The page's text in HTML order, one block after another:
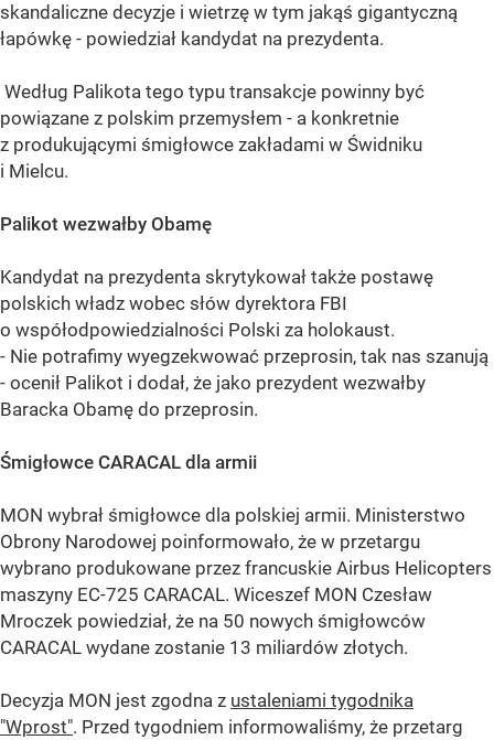
skandaliczne decyzje i wietrzę w tym jakąś gigantyczną
łapówkę - powiedział kandydat na prezydenta.
Według Palikota tego typu transakcje powinny być
powiązane z polskim przemysłem - a konkretnie
z produkującymi śmigłowce zakładami w Świdniku
i Mielcu.
Palikot wezwałby Obamę
Kandydat na prezydenta skrytykował także postawę
polskich władz wobec słów dyrektora FBI
o współodpowiedzialności Polski za holokaust.
- Nie potrafimy wyegzekwować przeprosin, tak nas szanują
- ocenił Palikot i dodał, że jako prezydent wezwałby
Baracka Obamę do przeprosin.
Śmigłowce CARACAL dla armii
MON wybrał śmigłowce dla polskiej armii. Ministerstwo
Obrony Narodowej poinformowało, że w przetargu
wybrano produkowane przez francuskie Airbus Helicopters
maszyny EC-725 CARACAL. Wiceszef MON Czesław
Mroczek powiedział, że na 50 nowych śmigłowców
CARACAL wydane zostanie 13 miliardów złotych.
Decyzja MON jest zgodna z ustaleniami tygodnika
"Wprost". Przed tygodniem informowaliśmy, że przetarg